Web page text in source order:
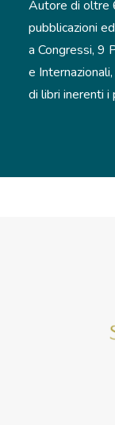
Autore di oltre
pubblicazioni
a Congressi, 9
e
di libri inerenti i